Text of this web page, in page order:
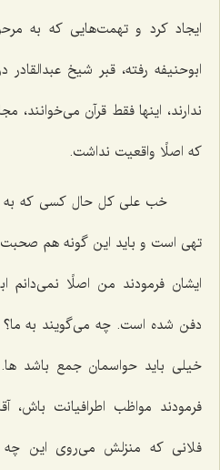
ایجاد كرد و تهمت‌هایی كه به
ابوحنیفه رفته، قبر شیخ عبدالقادر
ندارند، اینها فقط قرآن می‌خوانند،
كه اصلًا واقعیت نداشت.
خب علی كل حال كسی كه
تهی است و باید این گونه هم صحبت
ایشان فرمودند من اصلًا نمی‌دانم
دفن شده است. چه می‌گویند به
خیلی باید حواسمان جمع باشد
فرمودند مواظب اطرافیانت باش،
فلانی كه منزلش می‌روی این چه